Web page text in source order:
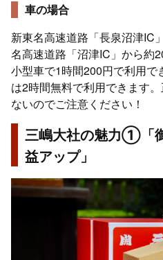
車の場合
新東名高速道路「長泉沼津IC
名高速道路「沼津IC」から約
小型車で1時間200円で利用で
は2時間無料で利用できます
ないのでご注意ください！
三嶋大社の魅力①「
益アップ」